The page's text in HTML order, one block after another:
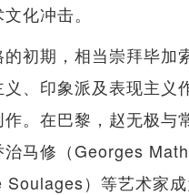
化冲击。
初期，相当崇拜毕加
、印象派及表现主义
。在巴黎，赵无极与
马修（Georges
）等艺术家成